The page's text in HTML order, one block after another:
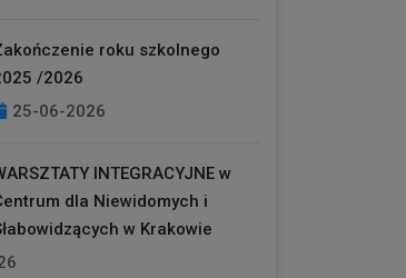
roku szkolnego
/2026
25-06-2026
INTEGRACYJNE w
dla Niewidomych i
w Krakowie